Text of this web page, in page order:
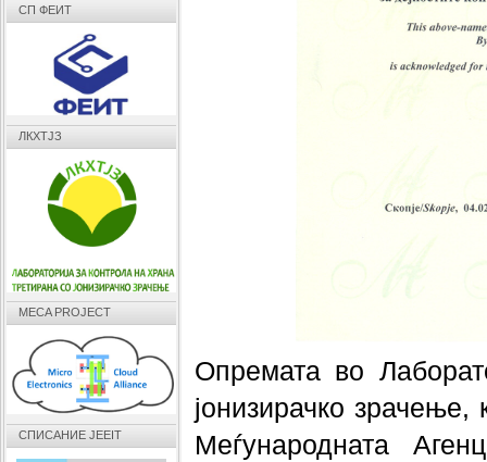
Опремата во
јонизирачко
Меѓународната
СП ФЕИТ
ЛКХТЈЗ
MECA PROJECT
СПИСАНИЕ JEEIT